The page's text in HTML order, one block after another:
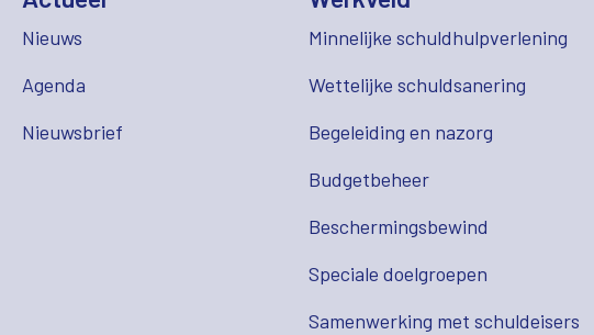
Nieuws
Agenda
Nieuwsbrief
Minnelijke schuldhulpverlening
Wettelijke schuldsanering
Begeleiding en nazorg
Budgetbeheer
Beschermingsbewind
Speciale doelgroepen
Samenwerking met schuldeisers